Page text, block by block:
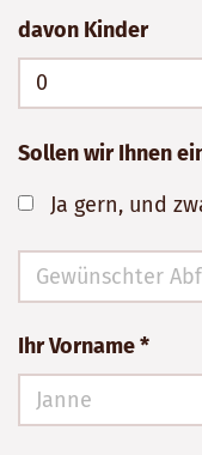
davon Kinder
Sollen wir Ihnen
Ja gern, und
Ihr Vorname *